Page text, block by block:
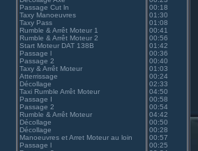
Passage Cut ln
Taxy Manoeuvres
Taxy Pass
Rumble & Arrêt Moteur 1
Rumble & Arrêt Moteur 2
Start Moteur DAT 138B
Passage l
Passage 2
Taxy & Arrêt Moteur
Atterrissage
Décollage
Taxi Rumble Arrêt Moteur
Passage I
Passage 2
Rumble & Arrêt Moteur
Décollage
Décollage
Manoeuvres et Arret Moteur au loin
Passage l
00:18
01:30
01:08
00:41
00:56
01:42
00:36
00:40
01:03
00:24
02:33
04:50
00:58
00:54
04:42
00:50
00:28
00:57
00:25